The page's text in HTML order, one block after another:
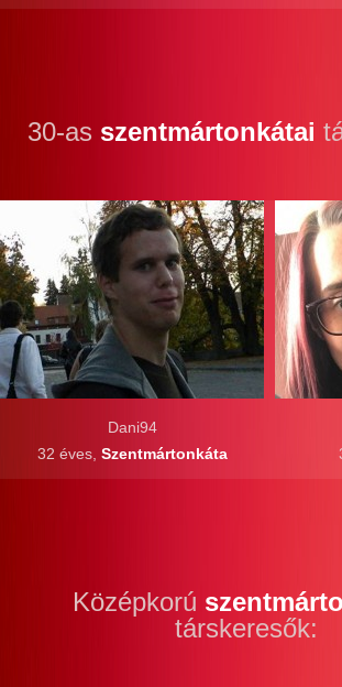
30-as szentmártonkátai
Dani94
32 éves, Szentmártonkáta
Középkorú
társkeresők: